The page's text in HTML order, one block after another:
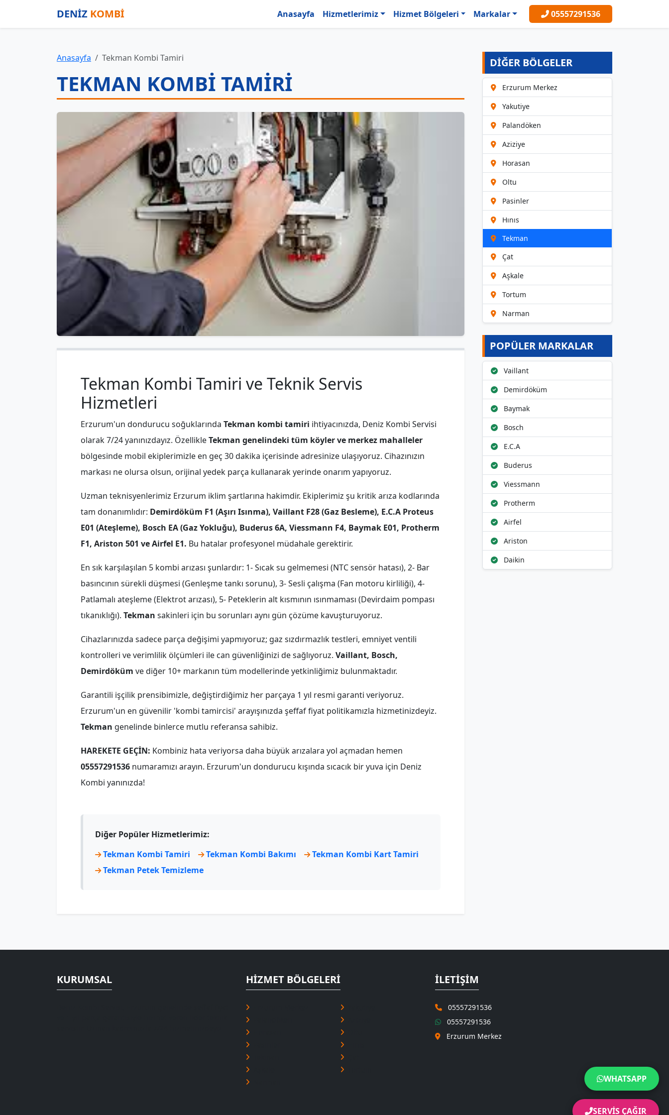
DENİZ KOMBİ Anasayfa Hizmetlerimiz Hizmet Bölgeleri Markalar 05557291536
Anasayfa Tekman Kombi Tamiri
TEKMAN KOMBI TAMIRI
Tekman Kombi Tamiri ve Teknik Servis
Hizmetleri
Erzurum'un dondurucu soğuklarında Tekman kombi tamiri ihtiyacınızda, Deniz Kombi Servisi
olarak 7/24 yanınızdayız. ÖzellikleTekman genelindeki tüm köyler ve merkez mahalleler
bölgesinde mobil ekiplerimizle en geç 30 dakika içerisinde adresinize ulaşıyoruz. Cihazınızın
markası ne olursa olsun, orijinal yedek parça kullanarak yerinde onarım yapıyoruz.
Uzman teknisyenlerimiz Erzurum iklim şartlarına hakimdir. Ekiplerimiz şu kritik arıza kodlarında
tam donanımlıdır: Demirdöküm F1 (Aşırı Isınma), Vaillant F28 (Gaz Besleme), E.C.A Proteus
E01 (Ateşleme), Bosch EA (Gaz Yokluğu), Buderus 6A, Viessmann F4, Baymak E01, Protherm
F1, Ariston 501 ve Airfel E1. Bu hatalar profesyonel müdahale gerektirir.
En sık karşılaşılan 5 kombi arızası şunlardır: 1- Sıcak su gelmemesi (NTC sensör hatası), 2- Bar
basıncının sürekli düşmesi (Genleşme tankı sorunu), 3- Sesli çalışma (Fan motoru kirliliği), 4-
Patlamalı ateşleme (Elektrot arızası), 5- Peteklerin alt kısmının ısınmaması (Devirdaim pompası
tıkanıklığı). Tekman sakinleri için bu sorunları aynı gün çözüme kavuşturuyoruz.
Cihazlarınızda sadece parça değişimi yapmıyoruz; gaz sızdırmazlık testleri, emniyet ventili
kontrolleri ve verimlilik ölçümleri ile can güvenliğinizi de sağlıyoruz. Vaillant, Bosch,
Demirdöküm ve diğer 10+ markanın tüm modellerinde yetkinliğimiz bulunmaktadır.
Garantili işçilik prensibimizle, değiştirdiğimiz her parçaya 1 yıl resmi garanti veriyoruz.
Erzurum'un en güvenilir 'kombi tamircisi' arayışınızda şeffaf fiyat politikamızla hizmetinizdeyiz.
Tekman genelinde binlerce mutlu referansa sahibiz.
HAREKETE GEÇİN: Kombiniz hata veriyorsa daha büyük arızalara yol açmadan hemen
05557291536 numaramızı arayın. Erzurum'un dondurucu kışında sıcacık bir yuva için Deniz
Kombi yanınızda!
Diğer Popüler Hizmetlerimiz:
Tekman Kombi Tamiri
Tekman Kombi Bakımı
Tekman Kombi Kart Tamiri
Tekman Petek Temizleme
DİĞER BÖLGELER
Erzurum Merkez
Yakutiye
Palandöken
Aziziye
Horasan
Oltu
Pasinler
Hınıs
Tekman
Çat
Aşkale
Tortum
Narman
POPÜLER MARKALAR
Vaillant
Demirdöküm
Baymak
Bosch
E.C.A
Buderus
Viessmann
Protherm
Airfel
Ariston
Daikin
KURUMSAL HIZMET BÖLGELERI İLETIŞIM
05557291536
05557291536
Erzurum Merkez
SERVİS ÇAĞIR
WHATSAPP